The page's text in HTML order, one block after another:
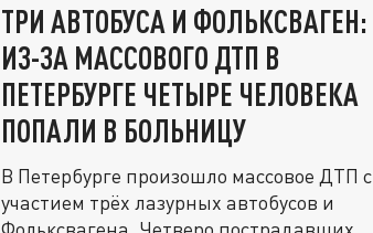
ТРИ АВТОБУСА И ФОЛЬКСВАГЕН:
ИЗ-ЗА МАССОВОГО ДТП В
ПЕТЕРБУРГЕ ЧЕТЫРЕ ЧЕЛОВЕКА
ПОПАЛИ В БОЛЬНИЦУ
В Петербурге произошло массовое ДТП с
участием трёх лазурных автобусов и